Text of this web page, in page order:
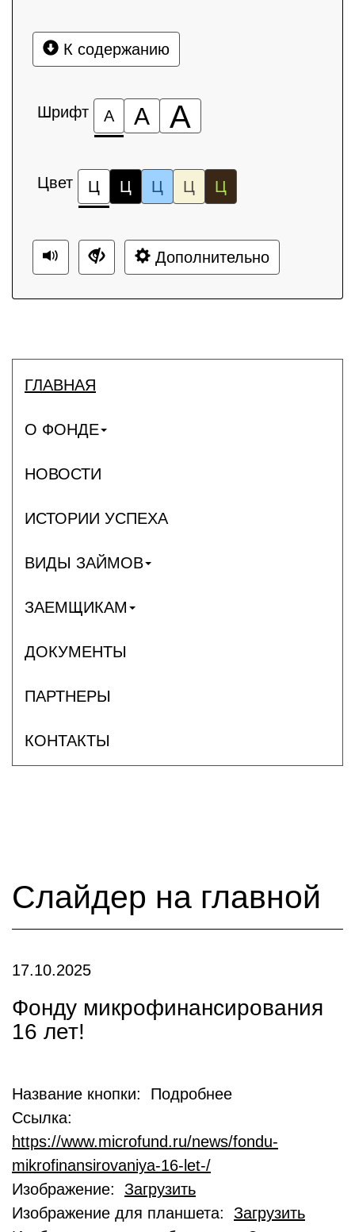
К содержанию
Шрифт А А А
Цвет Ц Ц Ц Ц Ц
Дополнительно
ГЛАВНАЯ
О ФОНДЕ
НОВОСТИ
ИСТОРИИ УСПЕХА
ВИДЫ ЗАЙМОВ
ЗАЕМЩИКАМ
ДОКУМЕНТЫ
ПАРТНЕРЫ
КОНТАКТЫ
Слайдер на главной
17.10.2025
Фонду микрофинансирования
16 лет!
Название кнопки: Подробнее
Ссылка:
https://www.microfund.ru/news/fondu-
mikrofinansirovaniya-16-let-/
Изображение: Загрузить
Изображение для планшета: Загрузить